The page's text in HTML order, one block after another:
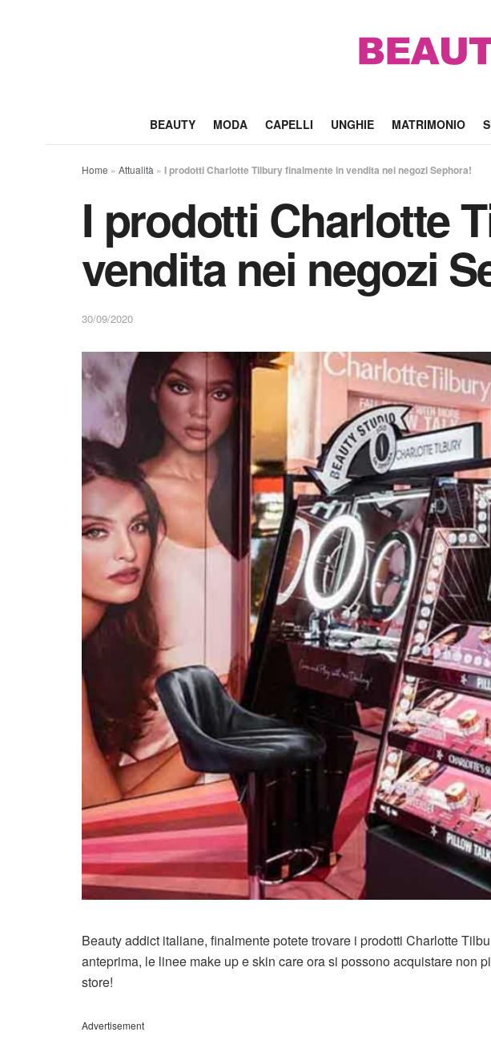
BEAUTY MODA CAPELLI UNGHIE MATRIMONIO
Home » Attualità » I prodotti Charlotte Tilbury finalmente in vendita nei negozi Sephora!
I prodotti Charlotte
vendita nei negozi
30/09/2020
Beauty addict italiane, finalmente potete trovare i prodotti Charlotte
anteprima, le linee make up e skin care ora si possono acquistare non
store!
Advertisement